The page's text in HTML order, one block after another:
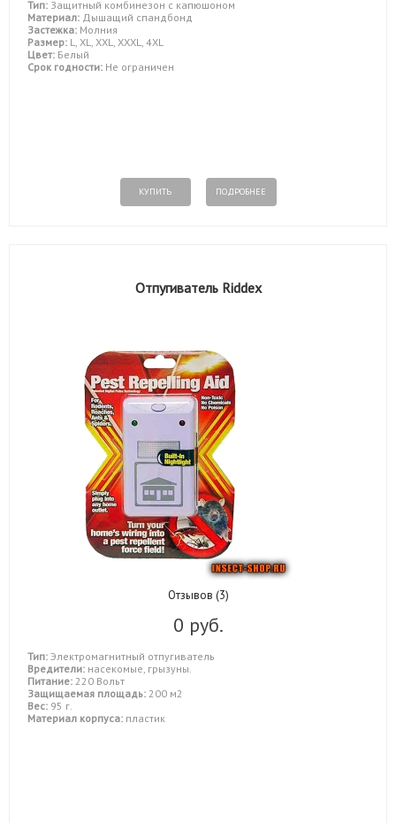
Тип: Защитный комбинезон с капюшоном
Материал: Дышащий спандбонд
Застежка: Молния
Размер: L, XL, XXL, XXXL, 4XL
Цвет: Белый
Срок годности: Не ограничен
КУПИТЬ ПОДРОБНЕЕ
Отпугиватель Riddex
Отзывов (3)
0 руб.
Тип: Электромагнитный отпугиватель
Вредители: насекомые, грызуны.
Питание: 220 Вольт
Защищаемая площадь: 200 м2
Вес: 95 г.
Материал корпуса: пластик